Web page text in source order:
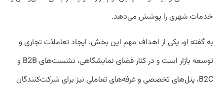
خدمات شهری را پوشش می‌دهد.
به گفته او، یکی از اهداف مهم این بخش، ایجاد تعاملات تجاری و
توسعه بازار است و در کنار فضای نمایشگاهی، نشست‌های B2B و
B2C، پنل‌های تخصصی و غرفه‌های تعاملی نیز برای شرکت‌کنندگان